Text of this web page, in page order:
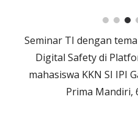
Seminar TI dengan
Digital Safety di
mahasiswa KKN SI IPI
Prima Mandiri,